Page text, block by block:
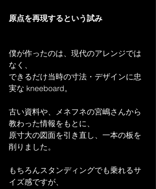
原点を再現するという試み
僕が作ったのは、現代のアレンジでは
なく、
できるだけ当時の寸法・デザインに忠
実な kneeboard。
古い資料や、メネフネの宮嶋さんから
教わった情報をもとに、
原寸大の図面を引き直し、一本の板を
削りました。
もちろんスタンディングでも乗れるサ
イズ感ですが、